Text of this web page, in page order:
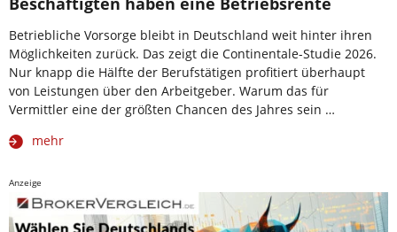
Betriebliche Vorsorge bleibt in Deutschland weit hinter ihren
Möglichkeiten zurück. Das zeigt die Continentale-Studie 2026.
Nur knapp die Hälfte der Berufstätigen profitiert überhaupt
von Leistungen über den Arbeitgeber. Warum das für
Vermittler eine der größten Chancen des Jahres sein …
mehr
Anzeige